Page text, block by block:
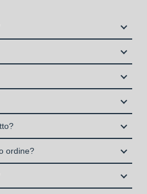
è una soluzione che
pagamento di un canone fisso
e Studi Associati
(S.p.A., S.r.l.)
in attività da almeno un anno.
accedere al servizio di
servizio che include:
S.p.A., società specializzata nel
concluso il contratto, a tutela
di gestione per i propri clienti.
prodotto che ti serve, decidere la
online
sarà stipulato con Grenke
(B2B), previa approvazione
parte della stessa.
ordine?
con l’omino e clicca su